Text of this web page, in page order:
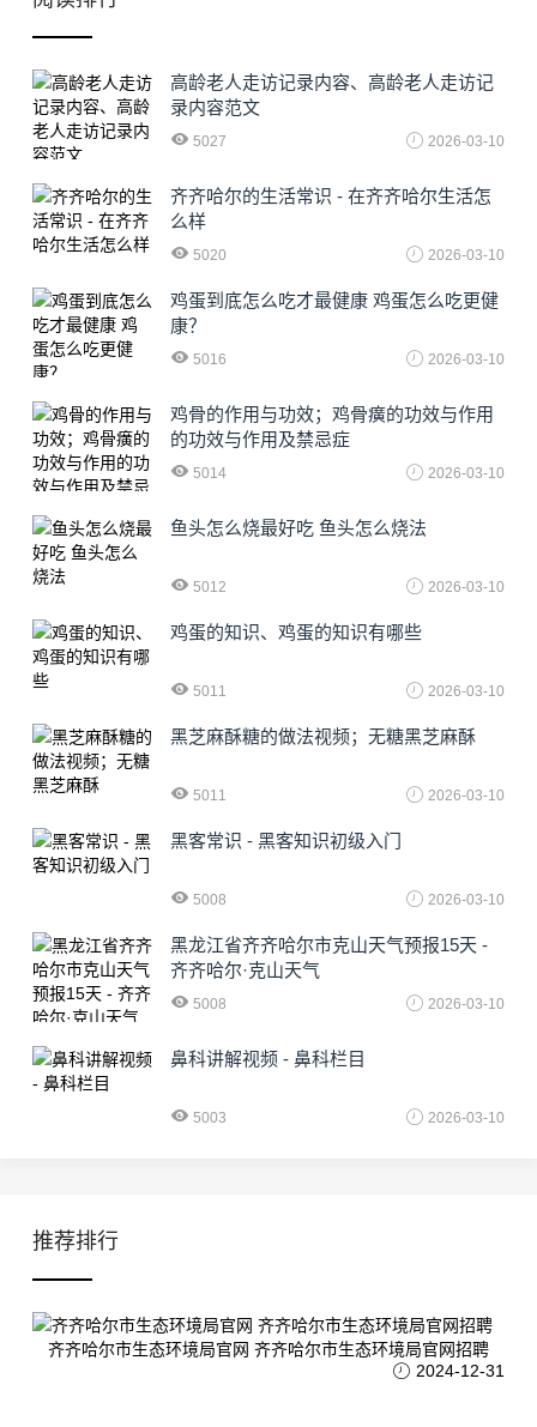
高龄老人走访记录内容、高龄老人走访记
录内容范文
5027 2026-03-10
齐齐哈尔的生活常识 - 在齐齐哈尔生活怎
么样
5020 2026-03-10
鸡蛋到底怎么吃才最健康 鸡蛋怎么吃更健
康？
5016 2026-03-10
鸡骨的作用与功效；鸡骨癀的功效与作用
的功效与作用及禁忌症
5014 2026-03-10
鱼头怎么烧最好吃 鱼头怎么烧法
5012 2026-03-10
鸡蛋的知识、鸡蛋的知识有哪些
5011 2026-03-10
黑芝麻酥糖的做法视频；无糖黑芝麻酥
5011 2026-03-10
黑客常识 - 黑客知识初级入门
5008 2026-03-10
黑龙江省齐齐哈尔市克山天气预报15天 -
齐齐哈尔·克山天气
5008 2026-03-10
鼻科讲解视频 - 鼻科栏目
5003 2026-03-10
推荐排行
齐齐哈尔市生态环境局官网 齐齐哈尔市生态环境局官网招聘
2024-12-31